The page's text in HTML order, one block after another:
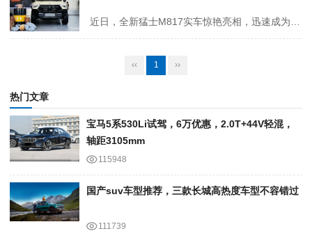
‹‹ 1 ››
热门文章
宝马5系530Li试驾，6万优惠，2.0T+44V轻混，
轴距3105mm
115948
国产suv车型推荐，三款长城高热度车型不容错过
111739